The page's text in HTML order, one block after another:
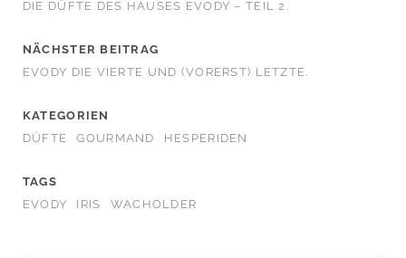
DIE DÜFTE DES HAUSES EVODY – TEIL 2.
NÄCHSTER BEITRAG
EVODY DIE VIERTE UND (VORERST) LETZTE.
KATEGORIEN
DÜFTE
GOURMAND HESPERIDEN
TAGS
EVODY
IRIS WACHOLDER